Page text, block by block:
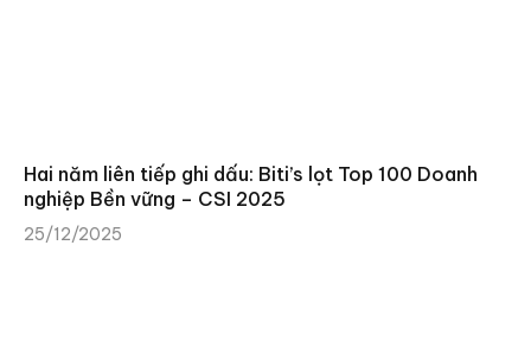
Hai năm liên tiếp ghi dấu: Biti’s lọt Top 100 Doanh
nghiệp Bền vững – CSI 2025
25/12/2025